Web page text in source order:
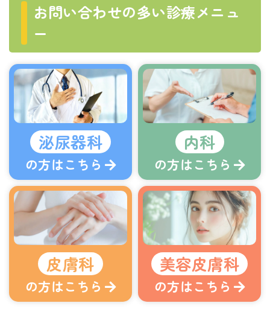
お問い合わせの多い診療メニュ
ー
泌尿器科
の方はこちら
内科
の方はこちら
皮膚科
の方はこちら
美容皮膚科
の方はこちら